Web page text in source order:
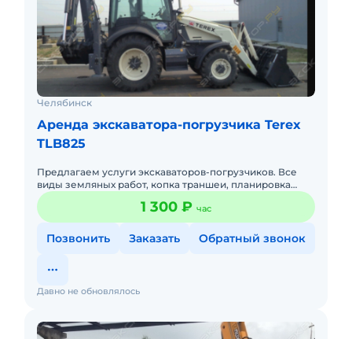
Челябинск
Аренда экскаватора-погрузчика Terex
TLB825
Предлагаем услуги экскаваторов-погрузчиков. Все
виды земляных работ, копка траншеи, планировка
местности, погрузка сыпучих грузов, строительные
работы, очистка
1 300 ₽ час
Позвонить Заказать Обратный звонок
Давно не обновлялось